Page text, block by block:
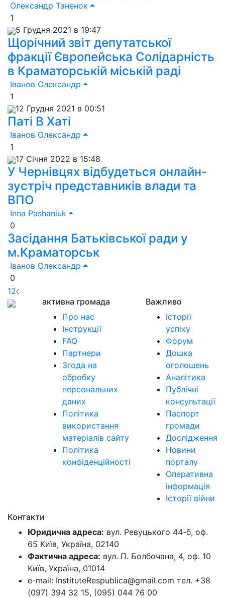
Олександр Таненок
1
5 Грудня 2021 в 19:47
Щорічний звіт депутатської
фракції Європейська Солідарність
в Краматорській міській раді
Іванов Олександр
1
12 Грудня 2021 в 00:51
Паті В Хаті
Іванов Олександр
1
17 Січня 2022 в 15:48
У Чернівцях відбудеться онлайн-
зустріч представників влади та
ВПО
Inna Pashaniuk
0
Засідання Батьківської ради у
м.Краматорськ
Іванов Олександр
0
12
активна громада
Про нас
Інструкції
FAQ
Партнери
Згода на
обробку
персональних
даних
Політика
використання
матеріалів сайту
Політика
конфіденційності
Важливо
Історії
успіху
Форум
Дошка
оголошень
Аналітика
Публічні
консультації
Паспорт
громади
Дослідження
Новини
порталу
Оперативна
інформація
Історії війни
Контакти
Юридична адреса: вул. Ревуцького 44-б, оф.
65 Київ, Україна, 02140
Фактична адреса: вул. П. Болбочана, 4, оф. 10
Київ, Україна, 01014
e-mail: InstituteRespublica@gmail.com тел. +38
(097) 394 32 15, (095) 044 76 00